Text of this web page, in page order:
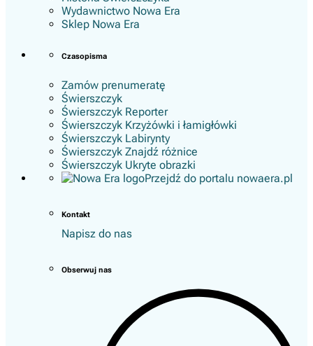
Wydawnictwo Nowa Era
Sklep Nowa Era
Czasopisma
Zamów prenumeratę
Świerszczyk
Świerszczyk Reporter
Świerszczyk Krzyżówki i łamigłówki
Świerszczyk Labirynty
Świerszczyk Znajdź różnice
Świerszczyk Ukryte obrazki
Przejdź do portalu nowaera.pl
Kontakt
Napisz do nas
Obserwuj nas